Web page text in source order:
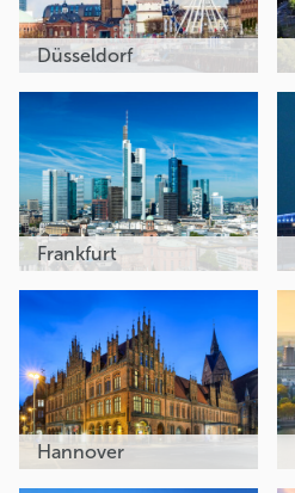
Düsseldorf
Frankfurt
Hannover